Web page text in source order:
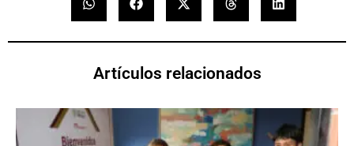
Artículos relacionados